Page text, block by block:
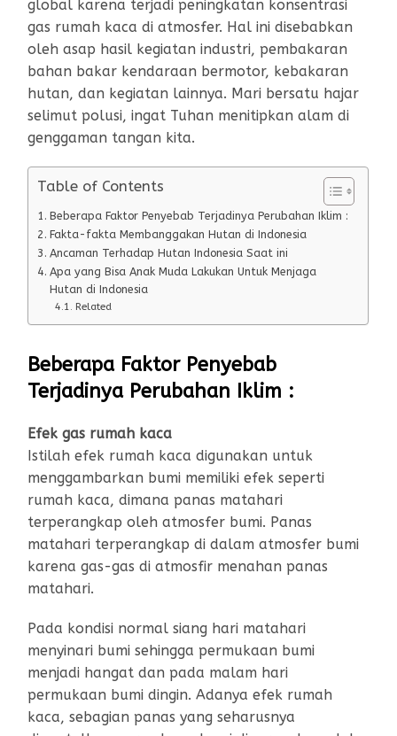
global karena terjadi peningkatan konsentrasi
gas rumah kaca di atmosfer. Hal ini disebabkan
oleh asap hasil kegiatan industri, pembakaran
bahan bakar kendaraan bermotor, kebakaran
hutan, dan kegiatan lainnya. Mari bersatu hajar
selimut polusi, ingat Tuhan menitipkan alam di
genggaman tangan kita.
Table of Contents
Beberapa Faktor Penyebab Terjadinya Perubahan Iklim :
Fakta-fakta Membanggakan Hutan di Indonesia
Ancaman Terhadap Hutan Indonesia Saat ini
Apa yang Bisa Anak Muda Lakukan Untuk Menjaga
Hutan di Indonesia
Related
Beberapa Faktor Penyebab
Terjadinya Perubahan Iklim :
Efek gas rumah kaca
Istilah efek rumah kaca digunakan untuk
menggambarkan bumi memiliki efek seperti
rumah kaca, dimana panas matahari
terperangkap oleh atmosfer bumi. Panas
matahari terperangkap di dalam atmosfer bumi
karena gas-gas di atmosfir menahan panas
matahari.
Pada kondisi normal siang hari matahari
menyinari bumi sehingga permukaan bumi
menjadi hangat dan pada malam hari
permukaan bumi dingin. Adanya efek rumah
kaca, sebagian panas yang seharusnya